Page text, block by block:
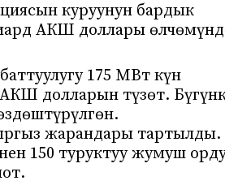
куруунун бардык
АКШ доллары
175 МВт күн
долларын түзөт.
жарандары тартылды.
150 туруктуу жумуш